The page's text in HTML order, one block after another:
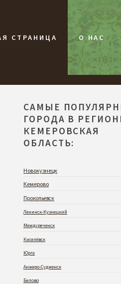
СТРАНИЦА О НАС
САМЫЕ
ГОРОДА В
КЕМЕРОВСКАЯ
ОБЛАСТЬ:
Новокузнецк
Кемерово
Прокопьевск
Ленинск-Кузнецкий
Междуреченск
Киселёвск
Юрга
Анжеро-Судженск
Белово